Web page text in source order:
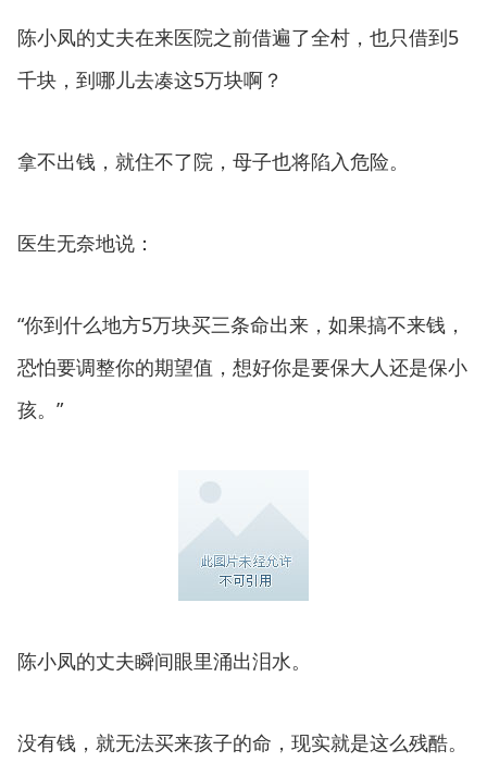
陈小凤的丈夫在来医院之前借遍了全村，也只借到5
千块，到哪儿去凑这5万块啊？
拿不出钱，就住不了院，母子也将陷入危险。
医生无奈地说：
“你到什么地方5万块买三条命出来，如果搞不来钱，
恐怕要调整你的期望值，想好你是要保大人还是保小
孩。”
陈小凤的丈夫瞬间眼里涌出泪水。
没有钱，就无法买来孩子的命，现实就是这么残酷。